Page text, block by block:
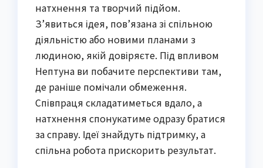
натхнення та творчий підйом.
З’явиться ідея, пов’язана зі спільною
діяльністю або новими планами з
людиною, якій довіряєте. Під впливом
Нептуна ви побачите перспективи там,
де раніше помічали обмеження.
Співпраця складатиметься вдало, а
натхнення спонукатиме одразу братися
за справу. Ідеї знайдуть підтримку, а
спільна робота прискорить результат.